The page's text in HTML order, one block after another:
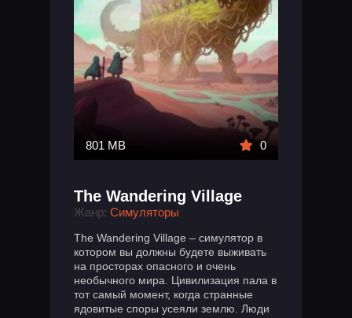
801 MB 0
The Wandering Village
Жанр: Симуляторы
The Wandering Village – симулятор в
котором вы должны будете выживать
на просторах опасного и очень
необычного мира. Цивилизация пала в
тот самый момент, когда странные
ядовитые споры усеяли землю. Люди